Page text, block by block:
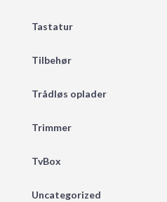
Tastatur
Tilbehør
Trådløs oplader
Trimmer
TvBox
Uncategorized